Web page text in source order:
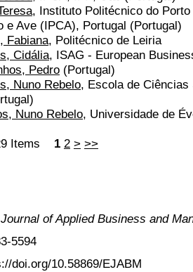
, Instituto Politécnico do
e Ave (IPCA), Portugal (Portugal)
Fabiana, Politécnico de Leiria
Cidália, ISAG - European
Pedro (Portugal)
Nuno Rebelo, Escola de
Nuno Rebelo, Universidade de
Items 1 2 > >>
of Applied Business and
5594
doi.org/10.58869/EJABM